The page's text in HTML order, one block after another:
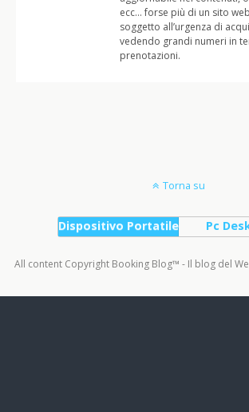
ecc… forse più di un sito
soggetto all’urgenza di
vedendo grandi numeri in
prenotazioni.
Torna su
Dispositivo Portatile Pc
All content Copyright Booking Blog™ - Il blog del